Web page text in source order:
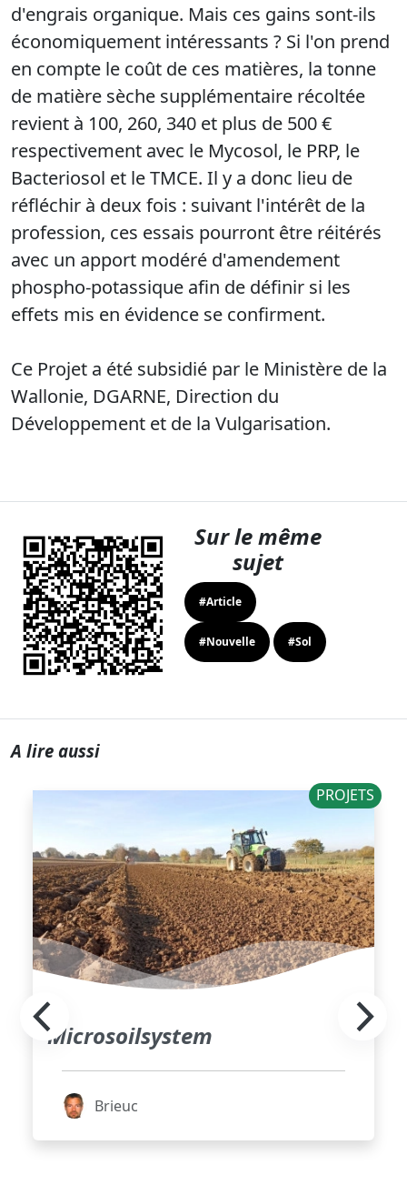
d'engrais organique. Mais ces gains sont-ils
économiquement intéressants ? Si l'on prend
en compte le coût de ces matières, la tonne
de matière sèche supplémentaire récoltée
revient à 100, 260, 340 et plus de 500 €
respectivement avec le Mycosol, le PRP, le
Bacteriosol et le TMCE. Il y a donc lieu de
réfléchir à deux fois : suivant l'intérêt de la
profession, ces essais pourront être réitérés
avec un apport modéré d'amendement
phospho-potassique afin de définir si les
effets mis en évidence se confirment.
Ce Projet a été subsidié par le Ministère de la
Wallonie, DGARNE, Direction du
Développement et de la Vulgarisation.
Sur le même
sujet
#Article
#Nouvelle #Sol
A lire aussi
PROJETS
Microsoilsystem
Brieuc